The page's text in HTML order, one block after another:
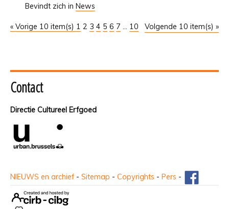
Bevindt zich in News
« Vorige 10 item(s) Volgende 10 item(s) »
1 2 3 4 5 6 7 ... 10
Contact
Directie Cultureel Erfgoed
NIEUWS en archief - Sitemap - Copyrights - Pers -